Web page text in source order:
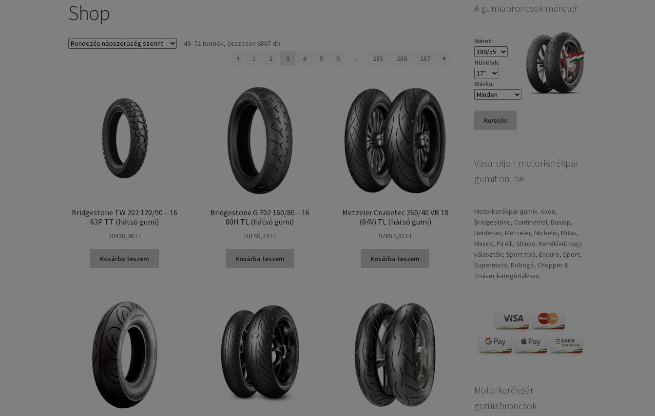
Shop
49–72 termék, összesen 6867 db
1 2 3 4 5 6 … 285 286 287
Bridgestone TW 202 120/90 – 16
63P TT (hátsó gumi)
39438,90 Ft
Kosárba teszem
Bridgestone G 702 160/80 – 16
80H TL (hátsó gumi)
70140,74 Ft
Kosárba teszem
Metzeler Cruisetec 260/40 VR 18
(84V) TL (hátsó gumi)
97857,32 Ft
Kosárba teszem
A gumiabroncsok méretei:
Méret:
Hüvelyk:
Márka:
Keresés
Vásároljon motorkerékpár
gumit online
Motorkerékpár gumik. Avon,
Bridgestone, Continental, Dunlop,
Heidenau, Metzeler, Michelin, Mitas,
Maxxis, Pirelli, Shinko. Rendkívül nagy
választék; Sport túra, Enduro, Sport,
Supermoto, Robogó, Chopper &
Cruiser kategóriákban.
Motorkerékpár
gumiabroncsok